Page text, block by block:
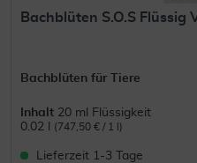
Bachblüten S.O.S Flüssig
Bachblüten für Tiere
Inhalt 20 ml Flüssigkeit
0.02 l
(747,50 € / 1 l)
Lieferzeit 1-3 Tage